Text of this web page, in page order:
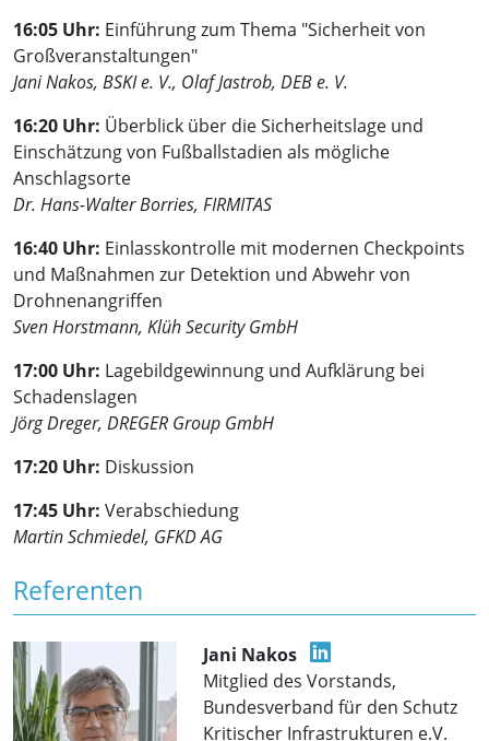
16:05 Uhr: Einführung zum Thema "Sicherheit von
Großveranstaltungen"
Jani Nakos, BSKI e. V., Olaf Jastrob, DEB e. V.
16:20 Uhr: Überblick über die Sicherheitslage und
Einschätzung von Fußballstadien als mögliche
Anschlagsorte
Dr. Hans-Walter Borries, FIRMITAS
16:40 Uhr: Einlasskontrolle mit modernen Checkpoints
und Maßnahmen zur Detektion und Abwehr von
Drohnenangriffen
Sven Horstmann, Klüh Security GmbH
17:00 Uhr: Lagebildgewinnung und Aufklärung bei
Schadenslagen
Jörg Dreger, DREGER Group GmbH
17:20 Uhr: Diskussion
17:45 Uhr: Verabschiedung
Martin Schmiedel, GFKD AG
Referenten
Jani Nakos
Mitglied des Vorstands,
Bundesverband für den Schutz
Kritischer Infrastrukturen e.V.